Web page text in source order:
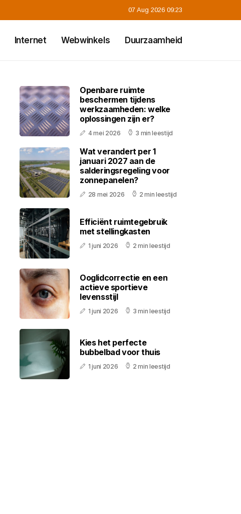
07 Aug 2026 09:23
Internet Webwinkels Duurzaamheid
Openbare ruimte
beschermen tijdens
werkzaamheden: welke
oplossingen zijn er?
4 mei 2026 3 min leestijd
Wat verandert per 1
januari 2027 aan de
salderingsregeling voor
zonnepanelen?
28 mei 2026 2 min leestijd
Efficiënt ruimtegebruik
met stellingkasten
1 juni 2026 2 min leestijd
Ooglidcorrectie en een
actieve sportieve
levensstijl
1 juni 2026 3 min leestijd
Kies het perfecte
bubbelbad voor thuis
1 juni 2026 2 min leestijd